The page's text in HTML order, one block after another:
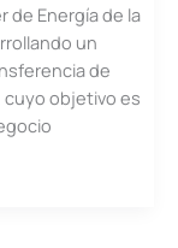
de Energía de la
un
de
cuyo objetivo es